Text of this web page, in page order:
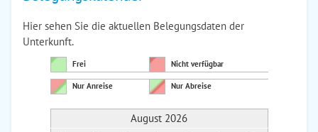
Hier sehen Sie die aktuellen Belegungsdaten der
Unterkunft.
Frei Nicht verfügbar
Nur Anreise Nur Abreise
August 2026